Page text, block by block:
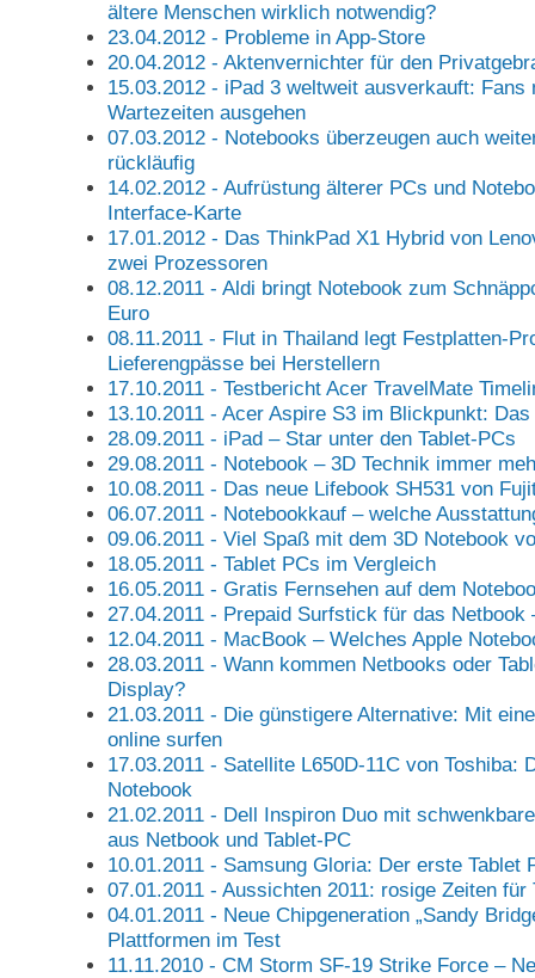
ältere Menschen wirklich notwendig?
23.04.2012 - Probleme in App-Store
20.04.2012 - Aktenvernichter für den
15.03.2012 - iPad 3 weltweit ausverkauft: Fans
Wartezeiten ausgehen
07.03.2012 - Notebooks überzeugen auch
rückläufig
14.02.2012 - Aufrüstung älterer PCs und
Interface-Karte
17.01.2012 - Das ThinkPad X1 Hybrid von
zwei Prozessoren
08.12.2011 - Aldi bringt Notebook zum
Euro
08.11.2011 - Flut in Thailand legt Festplatten-
Lieferengpässe bei Herstellern
17.10.2011 - Testbericht Acer TravelMate
13.10.2011 - Acer Aspire S3 im Blickpunkt:
28.09.2011 - iPad – Star unter den Tablet-PCs
29.08.2011 - Notebook – 3D Technik immer
10.08.2011 - Das neue Lifebook SH531 von
06.07.2011 - Notebookkauf – welche
09.06.2011 - Viel Spaß mit dem 3D Notebook
18.05.2011 - Tablet PCs im Vergleich
16.05.2011 - Gratis Fernsehen auf dem
27.04.2011 - Prepaid Surfstick für das Netbook
12.04.2011 - MacBook – Welches Apple
28.03.2011 - Wann kommen Netbooks oder
Display?
21.03.2011 - Die günstigere Alternative: Mit
online surfen
17.03.2011 - Satellite L650D-11C von Toshiba:
Notebook
21.02.2011 - Dell Inspiron Duo mit
aus Netbook und Tablet-PC
10.01.2011 - Samsung Gloria: Der erste Tablet
07.01.2011 - Aussichten 2011: rosige Zeiten für
04.01.2011 - Neue Chipgeneration „Sandy
Plattformen im Test
11.11.2010 - CM Storm SF-19 Strike Force –